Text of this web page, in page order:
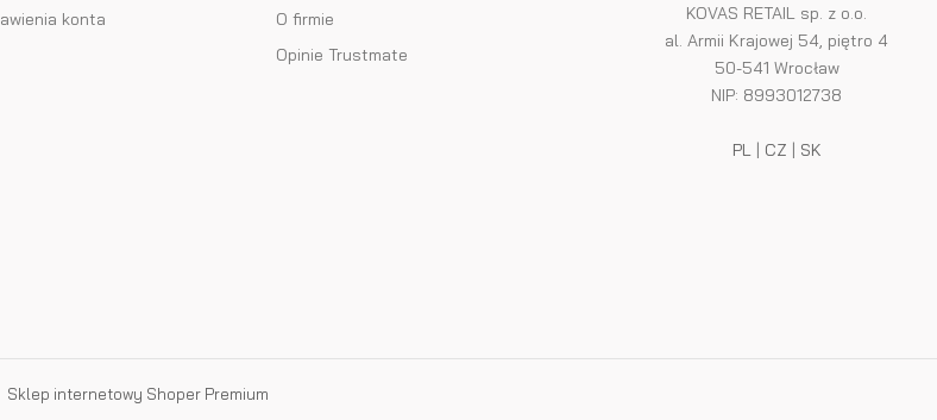
konta
O firmie
Opinie Trustmate
KOVAS RETAIL sp. z o.o.
al. Armii Krajowej 54, piętro 4
50-541 Wrocław
NIP: 8993012738
PL| CZ | SK
Sklep internetowy Shoper Premium